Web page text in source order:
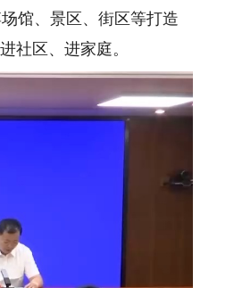
馆、景区、街区等打造
社区、进家庭。